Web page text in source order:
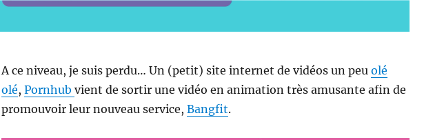
A ce niveau, je suis perdu… Un (petit) site internet de vidéos un peu olé
olé, Pornhub vient de sortir une vidéo en animation très amusante afin de
promouvoir leur nouveau service, Bangfit.